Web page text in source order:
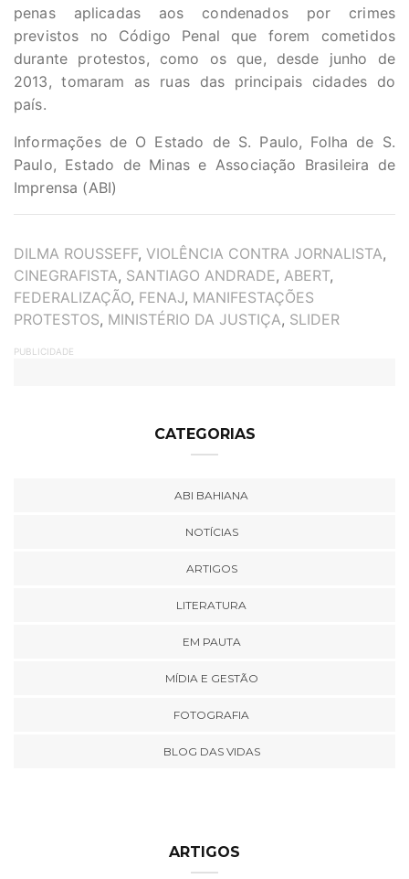
penas aplicadas aos condenados por crimes
previstos no Código Penal que forem cometidos
durante protestos, como os que, desde junho de
2013, tomaram as ruas das principais cidades do
país.
Informações de O Estado de S. Paulo, Folha de S.
Paulo, Estado de Minas e Associação Brasileira de
Imprensa (ABI)
TAGS
DILMA ROUSSEFF, VIOLÊNCIA CONTRA JORNALISTA,
CINEGRAFISTA, SANTIAGO ANDRADE, ABERT,
FEDERALIZAÇÃO, FENAJ, MANIFESTAÇÕES
PROTESTOS, MINISTÉRIO DA JUSTIÇA, SLIDER
PUBLICIDADE
CATEGORIAS
ABI BAHIANA
NOTÍCIAS
ARTIGOS
LITERATURA
EM PAUTA
MÍDIA E GESTÃO
FOTOGRAFIA
BLOG DAS VIDAS
ARTIGOS